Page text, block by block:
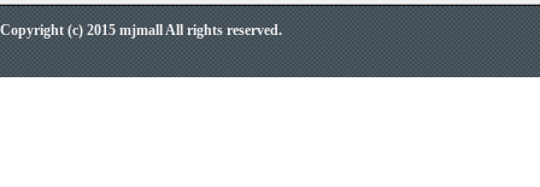
Copyright (c) 2015 mjmall All rights reserved.